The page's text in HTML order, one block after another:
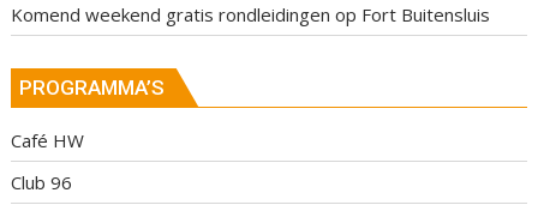
Komend weekend gratis rondleidingen op Fort Buitensluis
PROGRAMMA’S
Café HW
Club 96